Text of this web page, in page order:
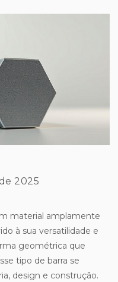
2025
material amplamente
à sua versatilidade e
geométrica que
tipo de barra se
design e construção.